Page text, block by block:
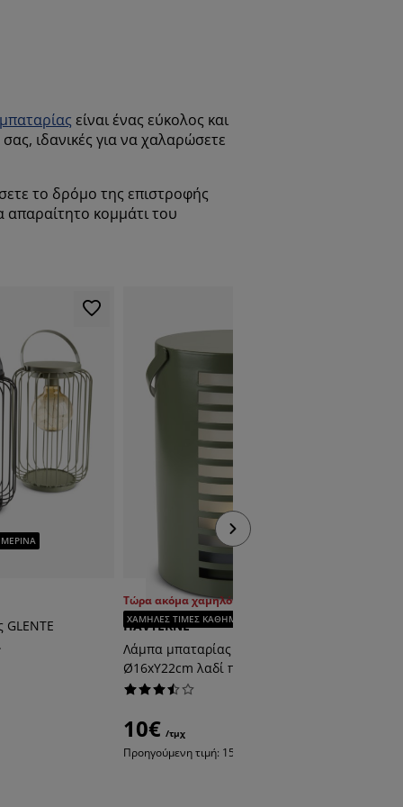
είναι ένας εύκολος και
ιδανικές για να χαλαρώσετε
το δρόμο της επιστροφής
απαραίτητο κομμάτι του
ΧΑΜΗΛΕΣ ΤΙΜΕΣ ΚΑΘΗΜΕΡΙΝΑ
Τώρα ακόμα χαμηλότερη τιμή
HAVTERNE
Λάμπα μπαταρίας HAVTERNE
Ø16xΥ22cm λαδί πράσινο
10€ /τμχ
Προηγούμενη τιμή: 15€ /τμχ